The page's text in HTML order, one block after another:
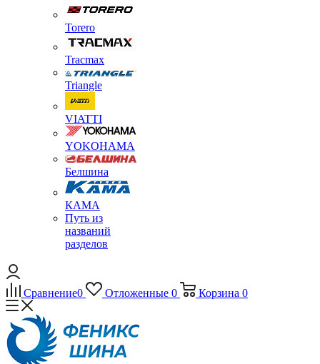
Torero
Tracmax
Triangle
VIATTI
YOKOHAMA
Белшина
КАМА
Путь из
названий
разделов
Сравнение0 Отложенные 0 Корзина 0